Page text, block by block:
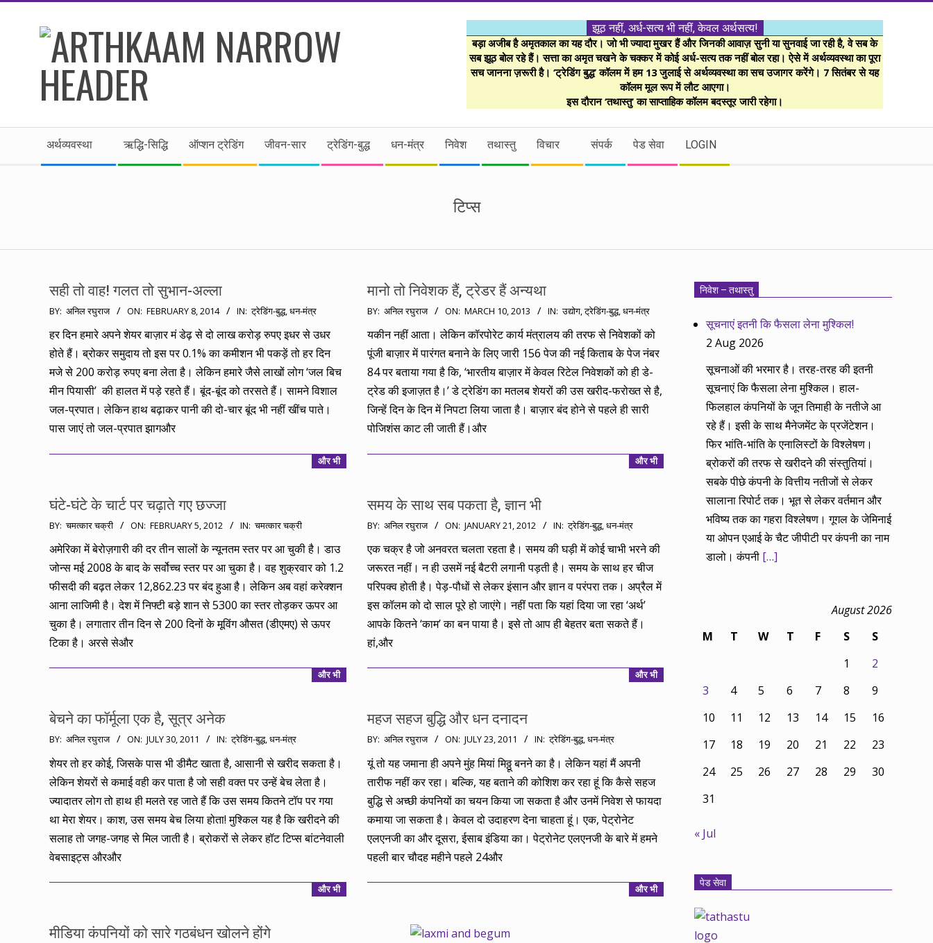
।।
अर्थकाम।।
FINANCIALLY
CLEVER!
झूठ नहीं, अर्ध-सत्य भी नहीं, केवल अर्थसत्य!
बड़ा अजीब है अमृतकाल का यह दौर। जो भी ज्यादा मुखर हैं और जिनकी आवाज़ सुनी या सुनवाई जा रही है, वे सब के
सब झूठ बोल रहे हैं। सत्ता का अमृत चखने के चक्कर में कोई अर्ध-सत्य तक नहीं बोल रहा। ऐसे में अर्थव्यवस्था का पूरा
सच जानना ज़रूरी है। ‘ट्रेडिंग बुद्ध’ कॉलम में हम 13 जुलाई से अर्थव्यवस्था का सच उजागर करेंगे। 7 सितंबर से यह
कॉलम मूल रूप में लौट आएगा।
इस दौरान ‘तथास्तु’ का साप्ताहिक कॉलम बदस्तूर जारी रहेगा।
Secondary
अर्थव्यवस्था ऋद्धि-सिद्धि ऑप्शन ट्रेडिंग जीवन-सार ट्रेडिंग-बुद्ध धन-मंत्र निवेश तथास्तु विचार संपर्क पेड सेवा LOGIN
टिप्स
सही तो वाह! गलत तो सुभान-अल्ला
2014-
02-
08
BY: अनिल रघुराज ON: FEBRUARY 8, 2014 IN: ट्रेडिंग-बुद्ध,धन-मंत्र
हर दिन हमारे अपने शेयर बाज़ार मं डेढ़ से दो लाख करोड़ रुपए इधर से उधर
होते हैं। ब्रोकर समुदाय तो इस पर 0.1% का कमीशन भी पकड़ें तो हर दिन
मजे से 200 करोड़ रुपए बना लेता है। लेकिन हमारे जैसे लाखों लोग ‘जल बिच
मीन पियासी’ की हालत में पड़े रहते हैं। बूंद-बूंद को तरसते हैं। सामने विशाल
जल-प्रपात। लेकिन हाथ बढ़ाकर पानी की दो-चार बूंद भी नहीं खींच पाते।
पास जाएं तो जल-प्रपात झागऔर
और भी
मानो तो निवेशक हैं, ट्रेडर हैं अन्यथा
2013-
03-
10
BY: अनिल रघुराज ON: MARCH 10, 2013 IN: उद्योग,ट्रेडिंग-बुद्ध,धन-मंत्र
यकीन नहीं आता। लेकिन कॉरपोरेट कार्य मंत्रालय की तरफ से निवेशकों को
पूंजी बाज़ार में पारंगत बनाने के लिए जारी 156 पेज की नई किताब के पेज नंबर
84 पर बताया गया है कि, ‘भारतीय बाज़ार में केवल रिटेल निवेशकों को ही डे-
ट्रेड की इजाज़त है।’ डे ट्रेडिंग का मतलब शेयरों की उस खरीद-फरोख्त से है,
जिन्हें दिन के दिन में निपटा लिया जाता है। बाज़ार बंद होने से पहले ही सारी
पोजिशंस काट ली जाती हैं।और
और भी
घंटे-घंटे के चार्ट पर चढ़ाते गए छज्जा
2012-
02-
05
BY: चमत्कार चक्री ON: FEBRUARY 5, 2012 IN: चमत्कार चक्री
अमेरिका में बेरोज़गारी की दर तीन सालों के न्यूनतम स्तर पर आ चुकी है। डाउ
जोन्स मई 2008 के बाद के सर्वोच्च स्तर पर आ चुका है। वह शुक्रवार को 1.2
फीसदी की बढ़त लेकर 12,862.23 पर बंद हुआ है। लेकिन अब वहां करेक्शन
आना लाजिमी है। देश में निफ्टी बड़े शान से 5300 का स्तर तोड़कर ऊपर आ
चुका है। लगातार तीन दिन से 200 दिनों के मूविंग औसत (डीएमए) से ऊपर
टिका है। अरसे सेऔर
और भी
समय के साथ सब पकता है, ज्ञान भी
2012-
BY: अनिल रघुराज ON: JANUARY 21, 2012 IN: ट्रेडिंग-बुद्ध,धन-मंत्र
एक चक्र है जो अनवरत चलता रहता है। समय की घड़ी में कोई चाभी भरने की
जरूरत नहीं। न ही उसमें नई बैटरी लगानी पड़ती है। समय के साथ हर चीज
परिपक्व होती है। पेड़-पौधों से लेकर इंसान और ज्ञान व परंपरा तक। अप्रैल में
इस कॉलम को दो साल पूरे हो जाएंगे। नहीं पता कि यहां दिया जा रहा ‘अर्थ’
आपके कितने ‘काम’ का बन पाया है। इसे तो आप ही बेहतर बता सकते हैं।
हां,और
और भी
बेचने का फॉर्मूला एक है, सूत्र अनेक
2011-
07-
30
BY: अनिल रघुराज ON: JULY 30, 2011 IN: ट्रेडिंग-बुद्ध,धन-मंत्र
शेयर तो हर कोई, जिसके पास भी डीमैट खाता है, आसानी से खरीद सकता है।
लेकिन शेयरों से कमाई वही कर पाता है जो सही वक्त पर उन्हें बेच लेता है।
ज्यादातर लोग तो हाथ ही मलते रह जाते हैं कि उस समय कितने टॉप पर गया
था मेरा शेयर। काश, उस समय बेच लिया होता! मुश्किल यह है कि खरीदने की
सलाह तो जगह-जगह से मिल जाती है। ब्रोकरों से लेकर हॉट टिप्स बांटनेवाली
वेबसाइट्स औरऔर
और भी
महज सहज बुद्धि और धन दनादन
2011-
07-
23
BY: अनिल रघुराज ON: JULY 23, 2011 IN: ट्रेडिंग-बुद्ध,धन-मंत्र
यूं तो यह जमाना ही अपने मुंह मियां मिठ्ठू बनने का है। लेकिन यहां मैं अपनी
तारीफ नहीं कर रहा। बल्कि, यह बताने की कोशिश कर रहा हूं कि कैसे सहज
बुद्धि से अच्छी कंपनियों का चयन किया जा सकता है और उनमें निवेश से फायदा
कमाया जा सकता है। केवल दो उदाहरण देना चाहता हूं। एक, पेट्रोनेट
एलएनजी का और दूसरा, ईसाब इंडिया का। पेट्रोनेट एलएनजी के बारे में हमने
पहली बार चौदह महीने पहले 24और
और भी
मीडिया कंपनियों को सारे गठबंधन खोलने होंगे
निवेश – तथास्तु
सूचनाएं इतनी कि फैसला लेना मुश्किल!
2 Aug 2026
सूचनाओं की भरमार है। तरह-तरह की इतनी
सूचनाएं कि फैसला लेना मुश्किल। हाल-
फिलहाल कंपनियों के जून तिमाही के नतीजे आ
रहे हैं। इसी के साथ मैनेजमेंट के प्रजेंटेशन।
फिर भांति-भांति के एनालिस्टों के विश्लेषण।
ब्रोकरों की तरफ से खरीदने की संस्तुतियां।
सबके पीछे कंपनी के वित्तीय नतीजों से लेकर
सालाना रिपोर्ट तक। भूत से लेकर वर्तमान और
भविष्य तक का गहरा विश्लेषण। गूगल के जेमिनाई
या ओपन एआई के चैट जीपीटी पर कंपनी का नाम
डालो। कंपनी […]
August 2026
M
T W T F S
S
1
2
3
4 5 6 7 8
9
10
11 12 13 14 15
16
17
18 19 20 21 22
23
24
25 26 27 28 29
30
31
« Jul
पेड सेवा